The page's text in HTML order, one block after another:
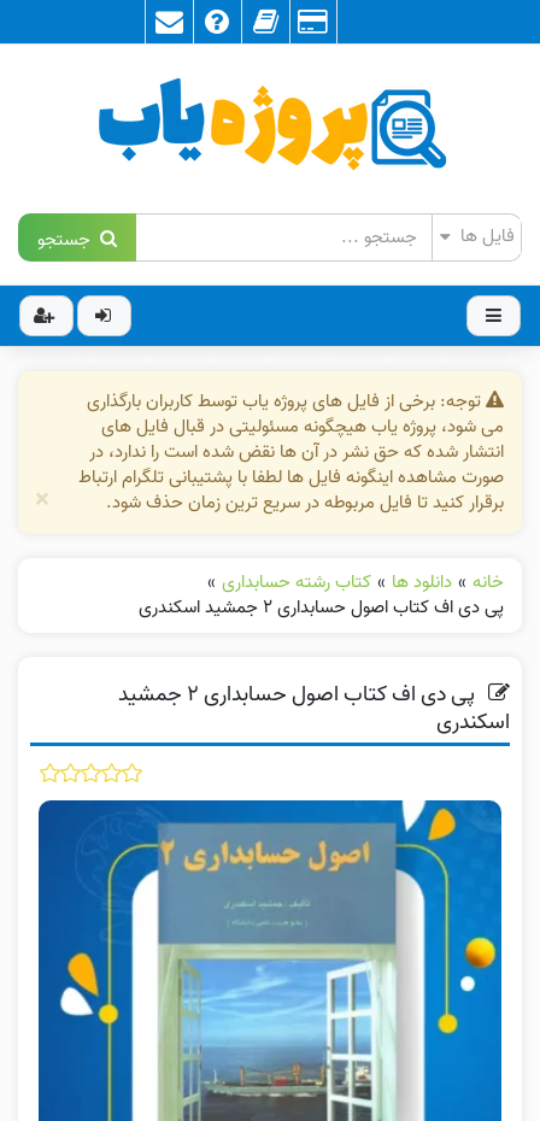
جستجو
توجه: برخی از فایل های پروژه یاب توسط کاربران بارگذاری
می شود، پروژه یاب هیچگونه مسئولیتی در قبال فایل های
انتشار شده که حق نشر در آن ها نقض شده است را ندارد، در
صورت مشاهده اینگونه فایل ها لطفا با پشتیبانی تلگرام ارتباط
برقرار کنید تا فایل مربوطه در سریع ترین زمان حذف شود.
×
خانه » دانلود ها » کتاب رشته حسابداری »
پی دی اف کتاب اصول حسابداری ۲ جمشید اسکندری
پی دی اف کتاب اصول حسابداری ۲ جمشید
اسکندری